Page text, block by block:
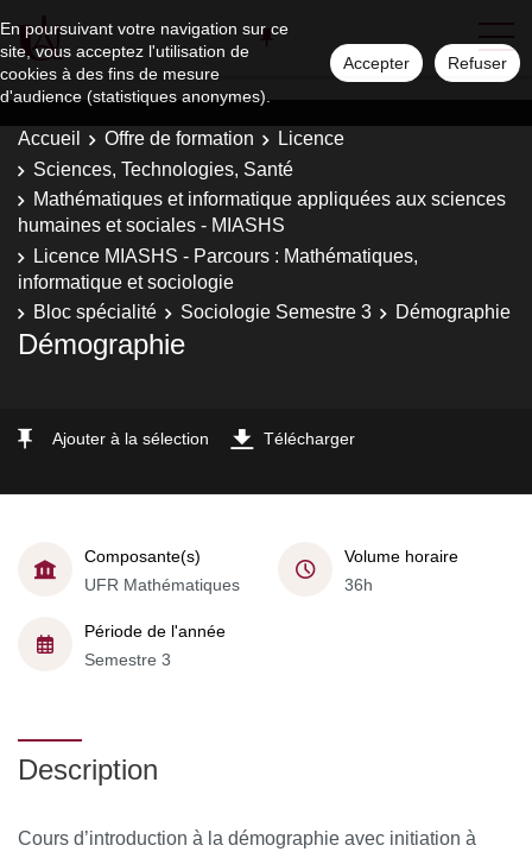
En poursuivant votre navigation sur ce
site, vous acceptez l'utilisation de
cookies à des fins de mesure
d'audience (statistiques anonymes).
Accepter Refuser
Accueil Offre de formation
Licence
Sciences, Technologies, Santé
Mathématiques et informatique appliquées aux sciences
humaines et sociales - MIASHS
Licence MIASHS - Parcours : Mathématiques,
informatique et sociologie
Bloc spécialité
Sociologie Semestre 3 Démographie
Démographie
Ajouter à la sélection Télécharger
Composante(s)
UFR Mathématiques
Volume horaire
36h
Période de l'année
Semestre 3
Description
Cours d’introduction à la démographie avec initiation à